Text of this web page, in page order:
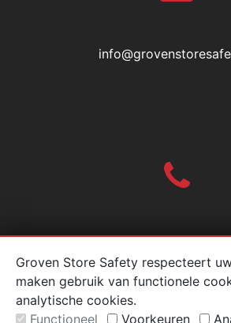
Groven Store Safety respecteert
maken gebruik van functionele
analytische cookies.
Functioneel
Voorkeuren